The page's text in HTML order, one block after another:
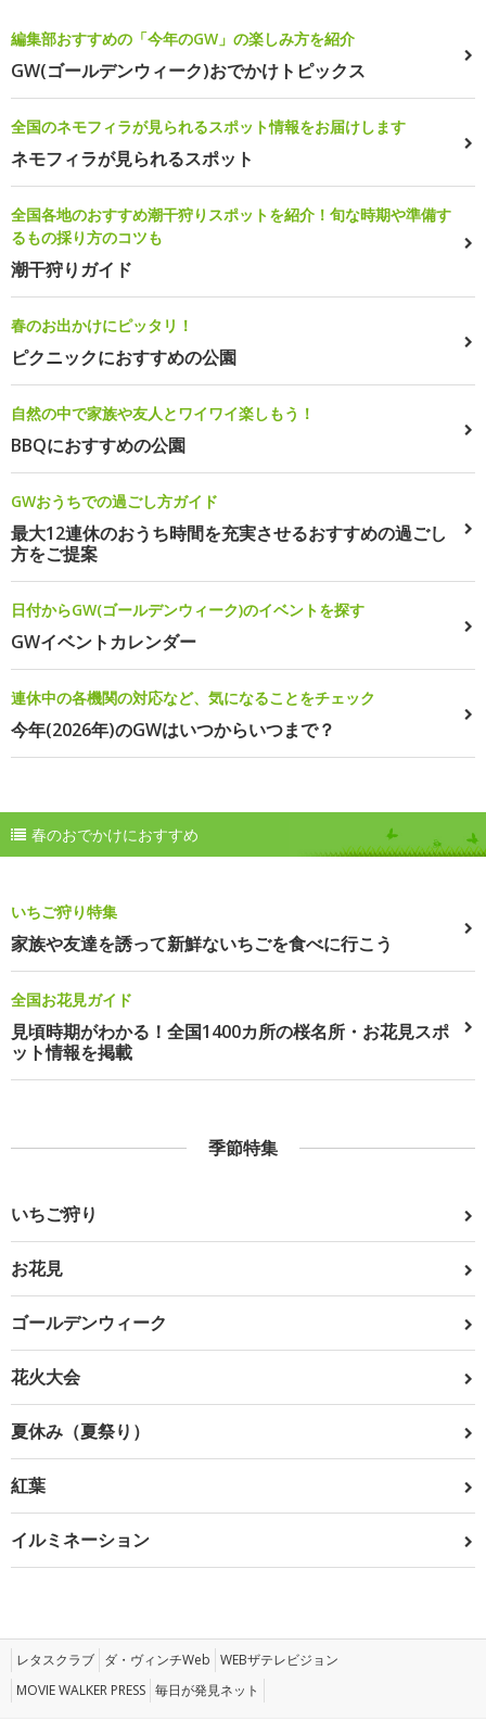
編集部おすすめの「今年のGW」の楽しみ方を紹介
GW(ゴールデンウィーク)おでかけトピックス
全国のネモフィラが見られるスポット情報をお届けします
ネモフィラが見られるスポット
全国各地のおすすめ潮干狩りスポットを紹介！旬な時期や準備す
るもの採り方のコツも
潮干狩りガイド
春のお出かけにピッタリ！
ピクニックにおすすめの公園
自然の中で家族や友人とワイワイ楽しもう！
BBQにおすすめの公園
GWおうちでの過ごし方ガイド
最大12連休のおうち時間を充実させるおすすめの過ごし
方をご提案
日付からGW(ゴールデンウィーク)のイベントを探す
GWイベントカレンダー
連休中の各機関の対応など、気になることをチェック
今年(2026年)のGWはいつからいつまで？
春のおでかけにおすすめ
いちご狩り特集
家族や友達を誘って新鮮ないちごを食べに行こう
全国お花見ガイド
見頃時期がわかる！全国1400カ所の桜名所・お花見スポ
ット情報を掲載
季節特集
いちご狩り
お花見
ゴールデンウィーク
花火大会
夏休み（夏祭り）
紅葉
イルミネーション
レタスクラブ ダ・ヴィンチWeb WEBザテレビジョン
MOVIE WALKER PRESS 毎日が発見ネット